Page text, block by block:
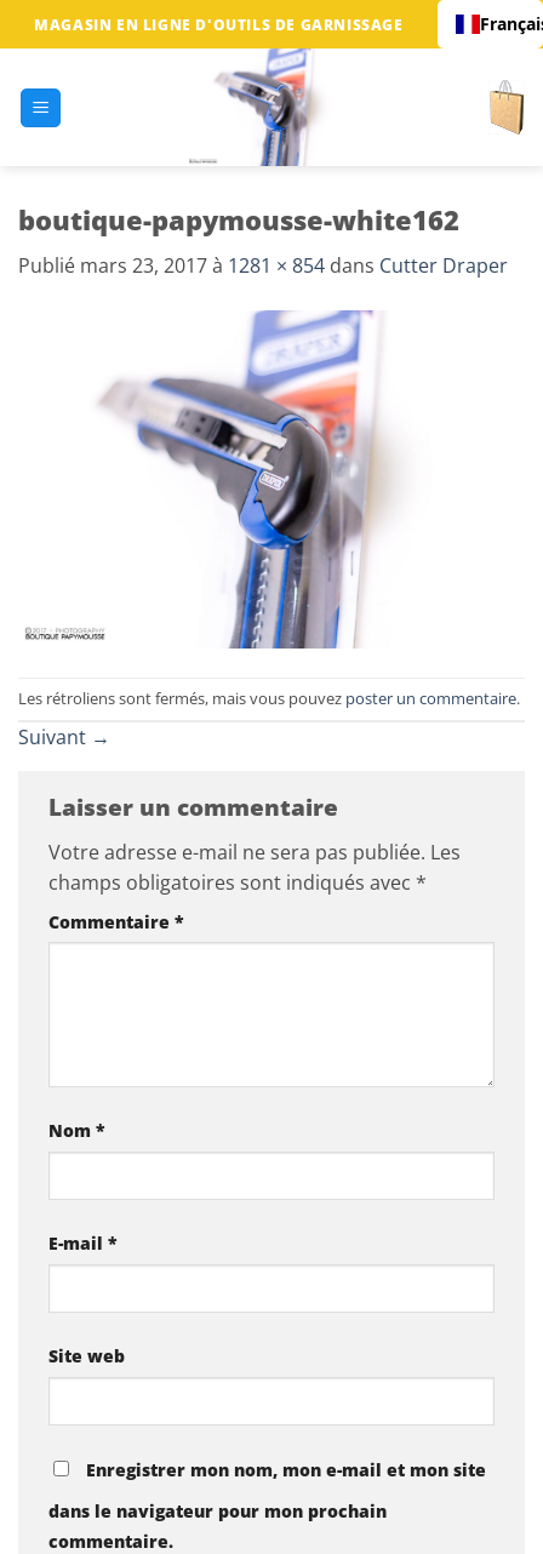
Passer
au
MAGASIN EN LIGNE D'OUTILS DE GARNISSAGE
boutique-papymousse-white162
Publié mars 23, 2017à 1281 × 854 dans Cutter Draper
Les rétroliens sont fermés, mais vous pouvez poster un commentaire.
Suivant →
Laisser un commentaire
Votre adresse e-mail ne sera pas publiée. Les
champs obligatoires sont indiqués avec *
Commentaire *
Nom *
E-mail *
Site web
Enregistrer mon nom, mon e-mail et mon site
dans le navigateur pour mon prochain
commentaire.